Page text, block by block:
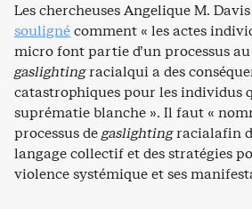
Les chercheuses Angelique M.
soulignécomment « les actes
micro font partie d’un processus
gaslightingracialqui a des
catastrophiques pour les individus
suprématie blanche ». Il faut «
processus degaslightingracialafin
langage collectif et des stratégies
violence systémique et ses